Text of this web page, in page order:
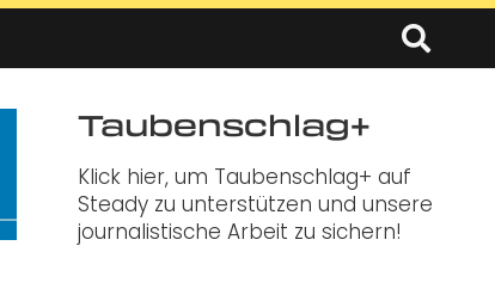
Taubenschlag+
Klick hier, um Taubenschlag+ auf
Steady zu unterstützen und unsere
journalistische Arbeit zu sichern!